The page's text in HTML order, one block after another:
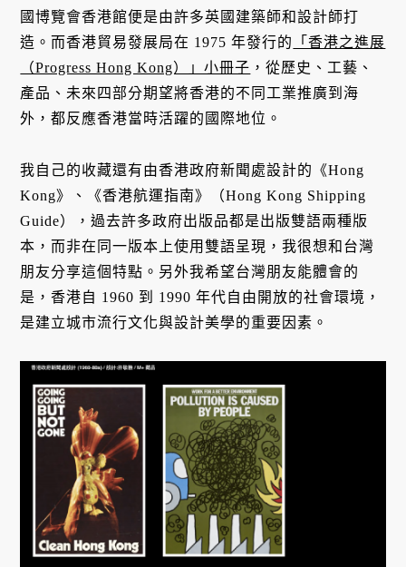
國博覽會香港館便是由許多英國建築師和設計師打
造。而香港貿易發展局在 1975 年發行的
「香港之進展
（Progress Hong Kong）」小冊子 ，從歷史、工藝、
產品、未來四部分期望將香港的不同工業推廣到海
外，都反應香港當時活躍的國際地位。
我自己的收藏還有由香港政府新聞處設計的《Hong
Kong》、《香港航運指南》（Hong Kong Shipping
Guide），過去許多政府出版品都是出版雙語兩種版
本，而非在同一版本上使用雙語呈現，我很想和台灣
朋友分享這個特點。另外我希望台灣朋友能體會的
是，香港自 1960 到 1990 年代自由開放的社會環境，
是建立城市流行文化與設計美學的重要因素。